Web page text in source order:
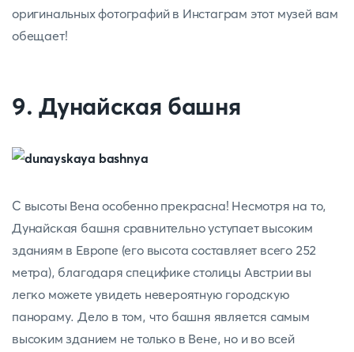
оригинальных фотографий в Инстаграм этот музей вам
обещает!
9. Дунайская башня
С высоты Вена особенно прекрасна! Несмотря на то,
Дунайская башня сравнительно уступает высоким
зданиям в Европе (его высота составляет всего 252
метра), благодаря специфике столицы Австрии вы
легко можете увидеть невероятную городскую
панораму. Дело в том, что башня является самым
высоким зданием не только в Вене, но и во всей